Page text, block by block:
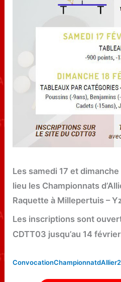
Les samedi 17 et
lieu les Championnats
Raquette à Millepertuis –
Les inscriptions sont
CDTT03 jusqu’au 14